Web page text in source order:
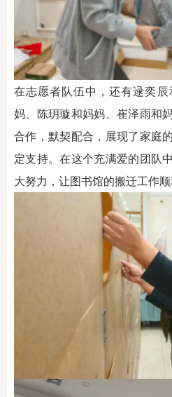
在志愿者队伍中，还有逯奕
妈、陈玥璇和妈妈、崔泽雨和
合作，默契配合，展现了家庭
定支持。在这个充满爱的团队
大努力，让图书馆的搬迁工作顺